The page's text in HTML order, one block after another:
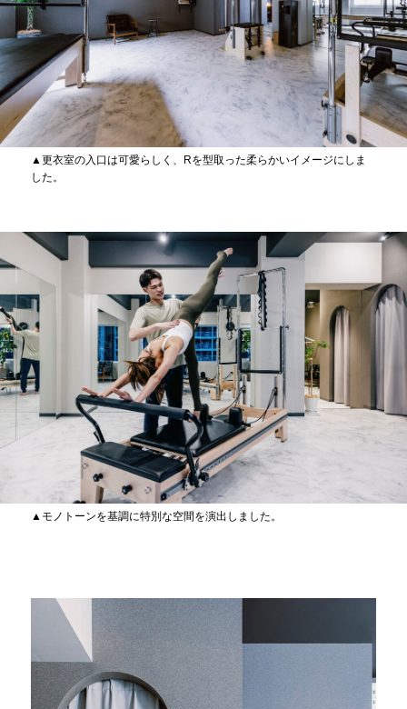
▲更衣室の入口は可愛らしく、Rを型取った柔らかいイメージにしま
した。
▲モノトーンを基調に特別な空間を演出しました。